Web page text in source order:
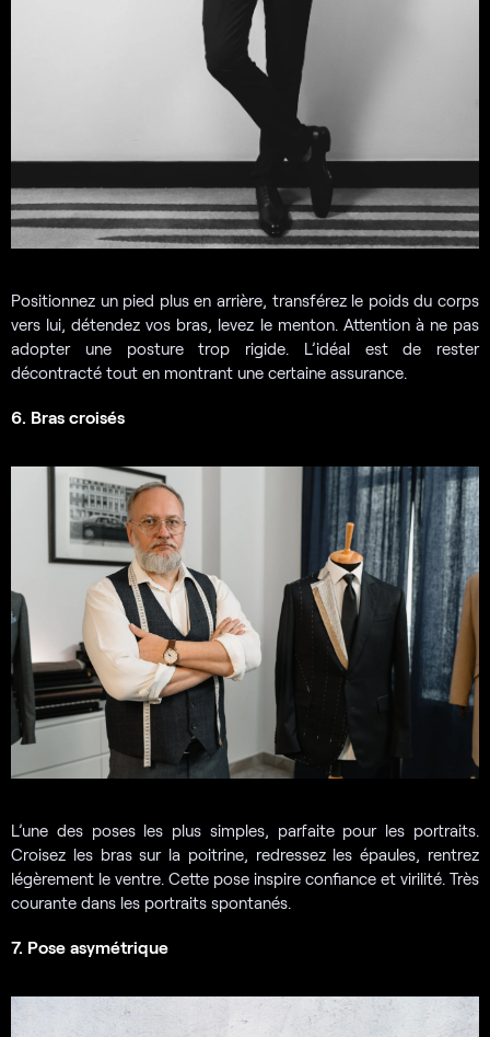
Positionnez un pied plus en arrière, transférez le poids du corps
vers lui, détendez vos bras, levez le menton. Attention à ne pas
adopter une posture trop rigide. L’idéal est de rester
décontracté tout en montrant une certaine assurance.
6. Bras croisés
L’une des poses les plus simples, parfaite pour les portraits.
Croisez les bras sur la poitrine, redressez les épaules, rentrez
légèrement le ventre. Cette pose inspire confiance et virilité. Très
courante dans les portraits spontanés.
7. Pose asymétrique